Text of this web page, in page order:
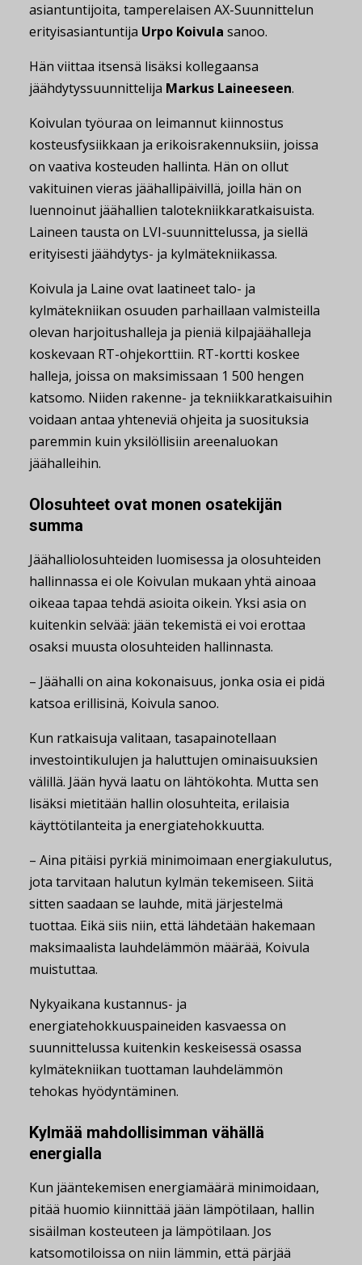
asiantuntijoita, tamperelaisen AX-Suunnittelun
erityisasiantuntija Urpo Koivula sanoo.
Hän viittaa itsensä lisäksi kollegaansa
jäähdytyssuunnittelija Markus Laineeseen.
Koivulan työuraa on leimannut kiinnostus
kosteusfysiikkaan ja erikoisrakennuksiin, joissa
on vaativa kosteuden hallinta. Hän on ollut
vakituinen vieras jäähallipäivillä, joilla hän on
luennoinut jäähallien talotekniikkaratkaisuista.
Laineen tausta on LVI-suunnittelussa, ja siellä
erityisesti jäähdytys- ja kylmätekniikassa.
Koivula ja Laine ovat laatineet talo- ja
kylmätekniikan osuuden parhaillaan valmisteilla
olevan harjoitushalleja ja pieniä kilpajäähalleja
koskevaan RT-ohjekorttiin. RT-kortti koskee
halleja, joissa on maksimissaan 1 500 hengen
katsomo. Niiden rakenne- ja tekniikkaratkaisuihin
voidaan antaa yhteneviä ohjeita ja suosituksia
paremmin kuin yksilöllisiin areenaluokan
jäähalleihin.
Olosuhteet ovat monen osatekijän
summa
Jäähalliolosuhteiden luomisessa ja olosuhteiden
hallinnassa ei ole Koivulan mukaan yhtä ainoaa
oikeaa tapaa tehdä asioita oikein. Yksi asia on
kuitenkin selvää: jään tekemistä ei voi erottaa
osaksi muusta olosuhteiden hallinnasta.
– Jäähalli on aina kokonaisuus, jonka osia ei pidä
katsoa erillisinä, Koivula sanoo.
Kun ratkaisuja valitaan, tasapainotellaan
investointikulujen ja haluttujen ominaisuuksien
välillä. Jään hyvä laatu on lähtökohta. Mutta sen
lisäksi mietitään hallin olosuhteita, erilaisia
käyttötilanteita ja energiatehokkuutta.
– Aina pitäisi pyrkiä minimoimaan energiakulutus,
jota tarvitaan halutun kylmän tekemiseen. Siitä
sitten saadaan se lauhde, mitä järjestelmä
tuottaa. Eikä siis niin, että lähdetään hakemaan
maksimaalista lauhdelämmön määrää, Koivula
muistuttaa.
Nykyaikana kustannus- ja
energiatehokkuuspaineiden kasvaessa on
suunnittelussa kuitenkin keskeisessä osassa
kylmätekniikan tuottaman lauhdelämmön
tehokas hyödyntäminen.
Kylmää mahdollisimman vähällä
energialla
Kun jääntekemisen energiamäärä minimoidaan,
pitää huomio kiinnittää jään lämpötilaan, hallin
sisäilman kosteuteen ja lämpötilaan. Jos
katsomotiloissa on niin lämmin, että pärjää